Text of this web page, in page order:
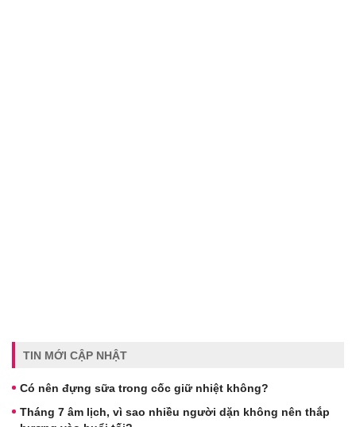
TIN MỚI CẬP NHẬT
Có nên đựng sữa trong cốc giữ nhiệt không?
Tháng 7 âm lịch, vì sao nhiều người dặn không nên thắp